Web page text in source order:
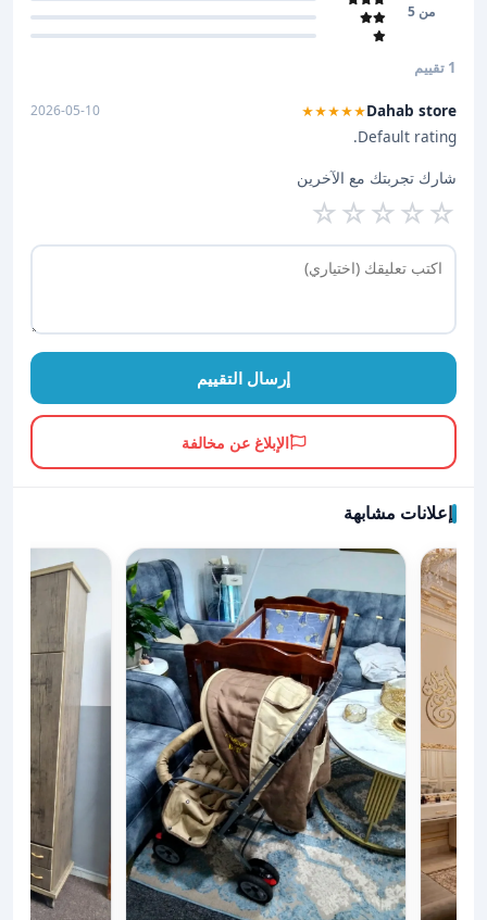
من 5
1 تقييم
Dahab store
★★★★★
2026-05-10
Default rating.
شارك تجربتك مع الآخرين
☆
☆
☆
☆
☆
إرسال التقييم
الإبلاغ عن مخالفة
إعلانات مشابهة